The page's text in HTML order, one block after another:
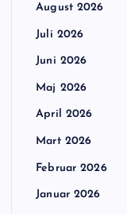
August 2026
Juli 2026
Juni 2026
Maj 2026
April 2026
Mart 2026
Februar 2026
Januar 2026